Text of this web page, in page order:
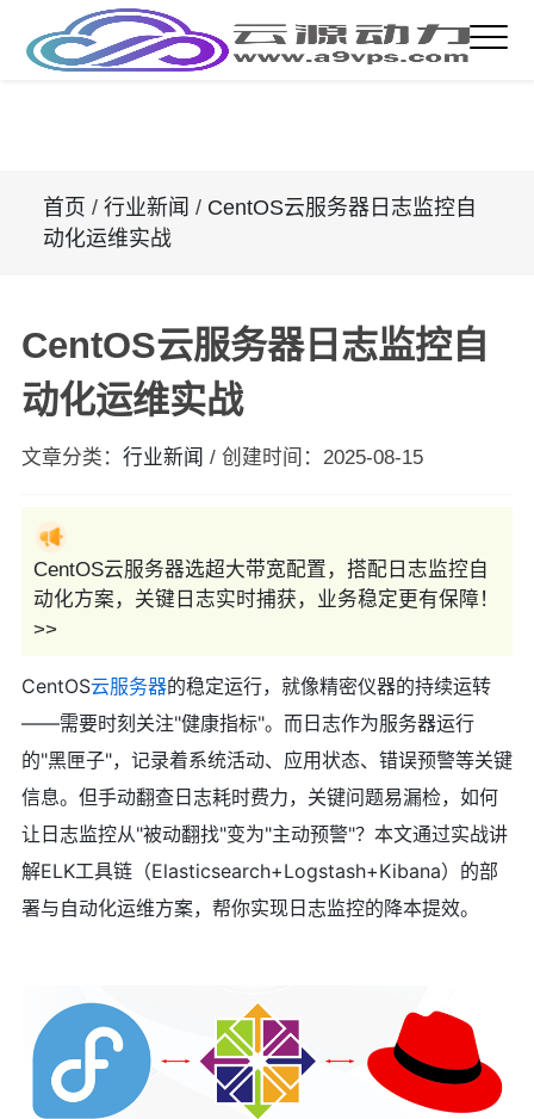
首页 / 行业新闻 / CentOS云服务器日志监控自
动化运维实战
CentOS云服务器日志监控自
动化运维实战
文章分类： 行业新闻 / 创建时间： 2025-08-15
CentOS云服务器选超大带宽配置，搭配日志监控自
动化方案，关键日志实时捕获，业务稳定更有保障！
>>
CentOS云服务器的稳定运行，就像精密仪器的持续运转
——需要时刻关注"健康指标"。而日志作为服务器运行
的"黑匣子"，记录着系统活动、应用状态、错误预警等关键
信息。但手动翻查日志耗时费力，关键问题易漏检，如何
让日志监控从"被动翻找"变为"主动预警"？本文通过实战讲
解ELK工具链（Elasticsearch+Logstash+Kibana）的部
署与自动化运维方案，帮你实现日志监控的降本提效。